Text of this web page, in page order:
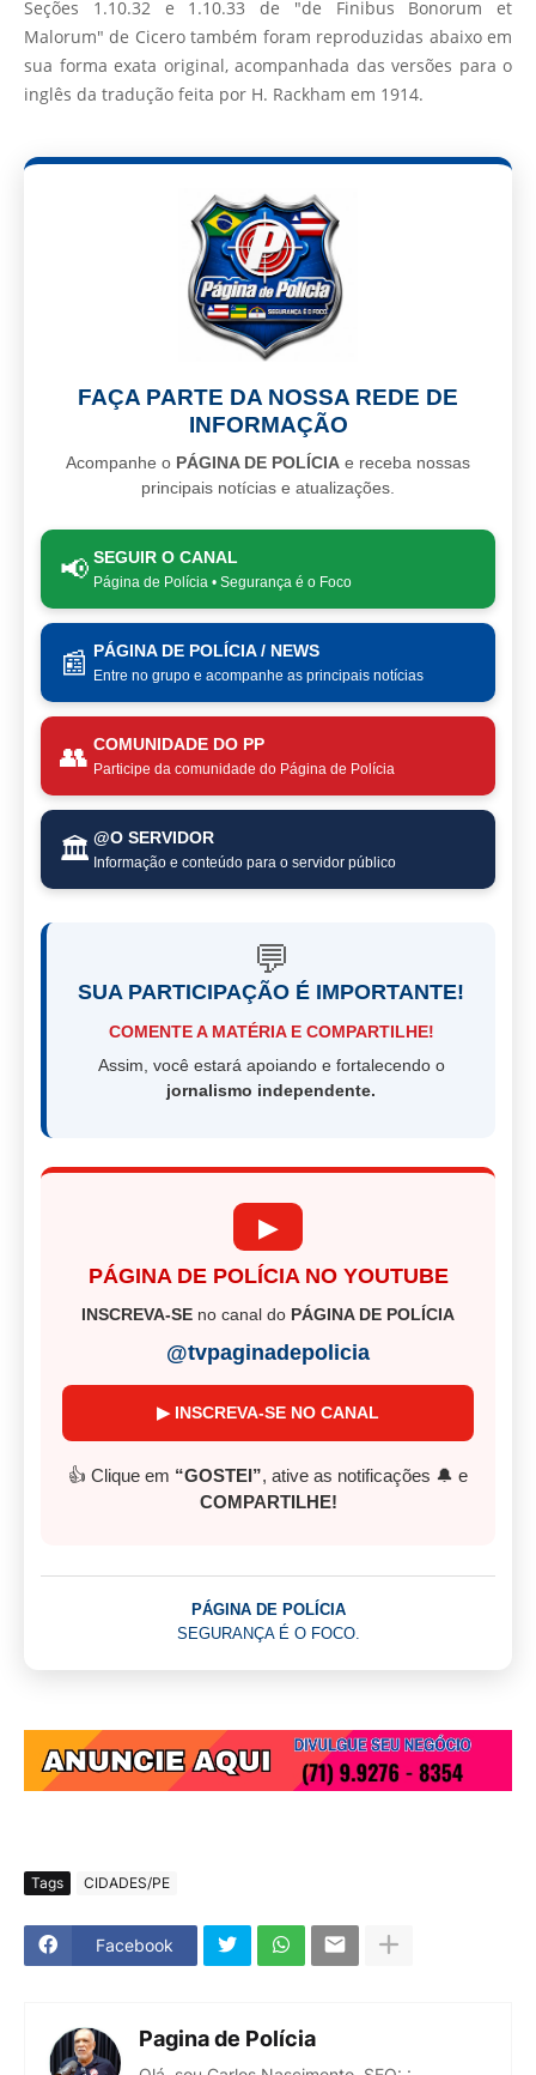
Seções 1.10.32 e 1.10.33 de "de Finibus Bonorum et
Malorum" de Cicero também foram reproduzidas abaixo em
sua forma exata original, acompanhada das versões para o
inglês da tradução feita por H. Rackham em 1914.
FAÇA PARTE DA NOSSA REDE DE
INFORMAÇÃO
Acompanhe o PÁGINA DE POLÍCIA e receba nossas
principais notícias e atualizações.
📢 SEGUIR O CANAL
Página de Polícia • Segurança é o Foco
📰 PÁGINA DE POLÍCIA / NEWS
Entre no grupo e acompanhe as principais notícias
👥 COMUNIDADE DO PP
Participe da comunidade do Página de Polícia
🏛️ @O SERVIDOR
Informação e conteúdo para o servidor público
💬
SUA PARTICIPAÇÃO É IMPORTANTE!
COMENTE A MATÉRIA E COMPARTILHE!
Assim, você estará apoiando e fortalecendo o
jornalismo independente.
▶
PÁGINA DE POLÍCIA NO YOUTUBE
INSCREVA-SE no canal do PÁGINA DE POLÍCIA
@tvpaginadepolicia
▶ INSCREVA-SE NO CANAL
👍 Clique em “GOSTEI”, ative as notificações 🔔 e
COMPARTILHE!
PÁGINA DE POLÍCIA
SEGURANÇA É O FOCO.
Tags CIDADES/PE
Facebook
Pagina de Polícia